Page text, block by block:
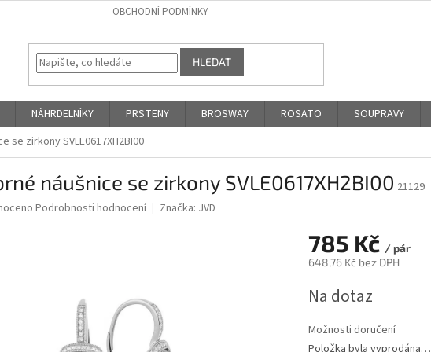
OBCHODNÍ PODMÍNKY
HLEDAT
NÁHRDELNÍKY PRSTENY BROSWAY ROSATO SOUPRAVY
se zirkony SVLE0617XH2BI00
náušnice se zirkony SVLE0617XH2BI00 21129
Podrobnosti hodnocení Značka: JVD
785 Kč / pár
648,76 Kč bez DPH
cena:
Na dotaz
Možnosti doručení